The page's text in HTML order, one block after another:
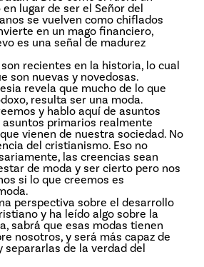
lugar de ser el Señor del
se vuelven como chiflados
en un mago financiero,
es una señal de madurez
recientes en la historia, lo cual
son nuevas y novedosas.
revela que mucho de lo que
resulta ser una moda.
­y hablo aquí de asuntos
asuntos primarios­ realmente
vienen de nuestra sociedad. No
del cristianismo. Eso no
las creencias sean
de moda y ser cierto­ pero nos
si lo que creemos es
perspectiva sobre el desarrollo
y ha leído algo sobre la
sabrá que esas modas tienen
nosotros, y será más capaz de
separarlas de la verdad del